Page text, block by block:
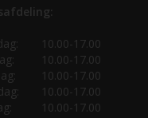
10.00-17.00
10.00-17.00
10.00-17.00
10.00-17.00
10.00-17.00